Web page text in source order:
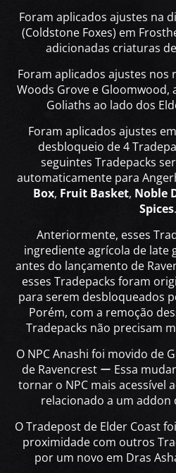
Foram aplicados ajustes na
(Coldstone Foxes) em
adicionadas criaturas
Foram aplicados ajustes nos
Woods Grove e Gloomwood,
Goliaths ao lado dos
Foram aplicados ajustes
desbloqueio de 4
seguintes Tradepacks
automaticamente para
Box, Fruit Basket, Noble
Spices.
Anteriormente, esses
ingrediente agrícola de late
antes do lançamento de
esses Tradepacks foram
para serem desbloqueados
Porém, com a remoção
Tradepacks não precisam
O NPC Anashi foi movido de
de Ravencrest ー Essa
tornar o NPC mais acessível
relacionado a um addon
O Tradepost de Elder Coast
proximidade com outros
por um novo em Dras